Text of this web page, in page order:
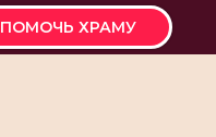
ПОМОЧЬ ХРАМУ